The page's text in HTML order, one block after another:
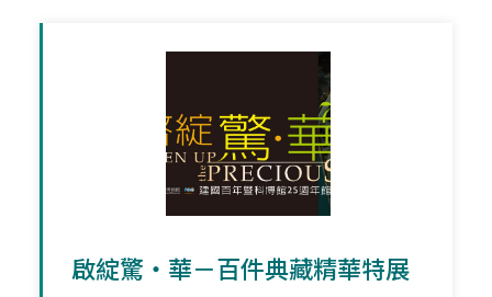
啟綻驚‧華－百件典藏精華特展